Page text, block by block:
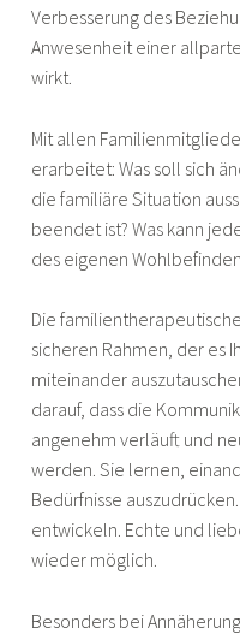
Verbesserung des
Anwesenheit einer
wirkt.
Mit allen
erarbeitet: Was soll sich
die familiäre Situation
beendet ist? Was kann
des eigenen
Die
sicheren Rahmen, der es
miteinander
darauf, dass die
angenehm verläuft und
werden. Sie lernen,
Bedürfnisse
entwickeln. Echte und
wieder möglich.
Besonders bei